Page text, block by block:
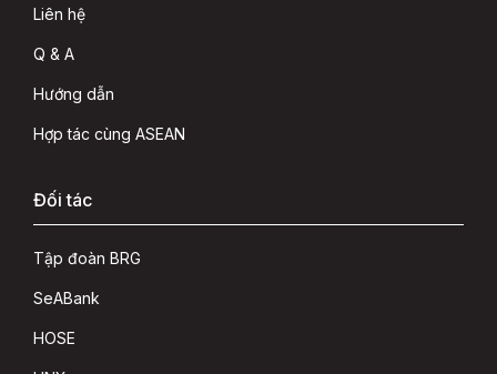
Liên hệ
Q & A
Hướng dẫn
Hợp tác cùng ASEAN
Đối tác
Tập đoàn BRG
SeABank
HOSE